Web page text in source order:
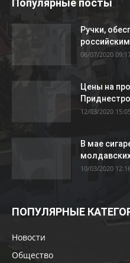
Популярные посты
Ручки,
06/07/2020
Цены на
12/03/2020
В мае
10/03/2020
ПОПУЛЯРНЫЕ
Новости
Общество